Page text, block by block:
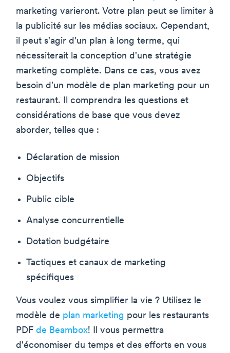
marketing varieront. Votre plan peut se limiter à
la publicité sur les médias sociaux. Cependant,
il peut s'agir d'un plan à long terme, qui
nécessiterait la conception d'une stratégie
marketing complète. Dans ce cas, vous avez
besoin d'un modèle de plan marketing pour un
restaurant. Il comprendra les questions et
considérations de base que vous devez
aborder, telles que :
Déclaration de mission
Objectifs
Public cible
Analyse concurrentielle
Dotation budgétaire
Tactiques et canaux de marketing
spécifiques
Vous voulez vous simplifier la vie ? Utilisez le
modèle de plan marketing pour les restaurants
PDF de Beambox! Il vous permettra
d'économiser du temps et des efforts en vous